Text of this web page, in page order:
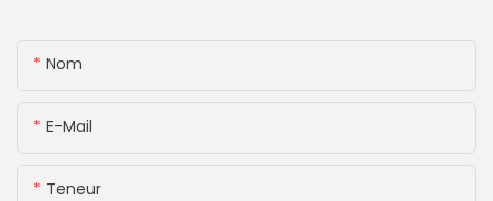
Nom
E-Mail
Teneur